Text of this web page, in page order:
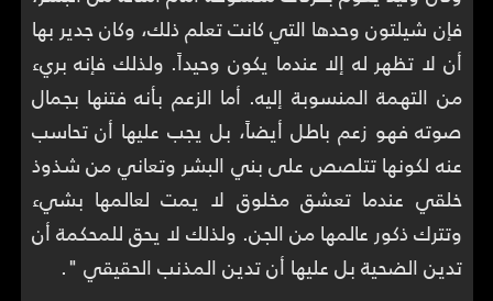
فإن شيلتون وحدها التي كانت تعلم ذلك، وكان جدير بها
أن لا تظهر له إلا عندما يكون وحيداً. ولذلك فإنه بريء
من التهمة المنسوبة إليه. أما الزعم بأنه فتنها بجمال
صوته فهو زعم باطل أيضاً، بل يجب عليها أن تحاسب
عنه لكونها تتلصص على بني البشر وتعاني من شذوذ
خلقي عندما تعشق مخلوق لا يمت لعالمها بشيء
وتترك ذكور عالمها من الجن. ولذلك لا يحق للمحكمة أن
تدين الضحية بل عليها أن تدين المذنب الحقيقي ".